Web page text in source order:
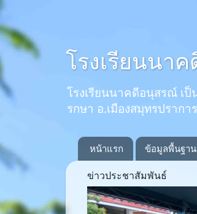
โรงเรียนนา
โรงเรียนนาคดีอนุสรณ์ เ
รกษา อ.เมืองสมุทรปราก
หน้าแรก ข้อมูลพื้นฐาน
ข่าวประชาสัมพันธ์